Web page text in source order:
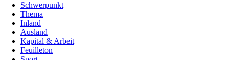
Schwerpunkt
Thema
Inland
Ausland
Kapital & Arbeit
Feuilleton